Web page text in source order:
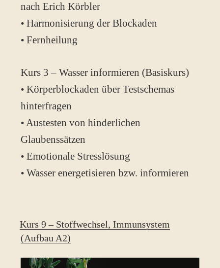
nach Erich Körbler
• Harmonisierung der Blockaden
• Fernheilung
Kurs 3 – Wasser informieren (Basiskurs)
• Körperblockaden über Testschemas
hinterfragen
• Austesten von hinderlichen
Glaubenssätzen
• Emotionale Stresslösung
• Wasser energetisieren bzw. informieren
Kurs 9 – Stoffwechsel, Immunsystem
(Aufbau A2)